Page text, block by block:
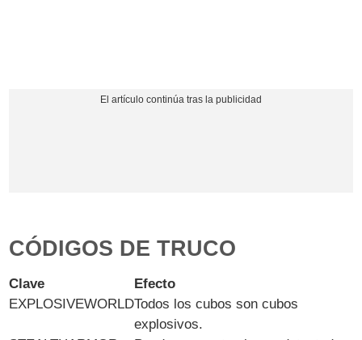
CÓDIGOS DE TRUCO
Clave
Efecto
EXPLOSIVEWORLDTodos los cubos son cubos
explosivos.